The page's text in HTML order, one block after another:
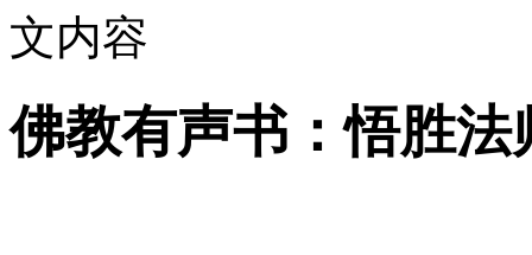
文内容
佛教有声书：悟胜